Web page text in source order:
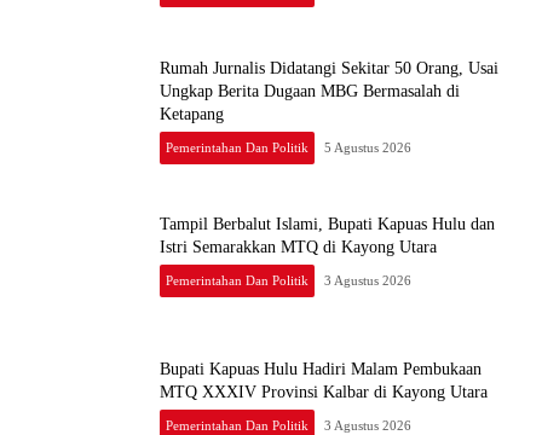
Rumah Jurnalis Didatangi Sekitar 50 Orang, Usai
Ungkap Berita Dugaan MBG Bermasalah di
Ketapang
Pemerintahan Dan Politik 5 Agustus 2026
Tampil Berbalut Islami, Bupati Kapuas Hulu dan
Istri Semarakkan MTQ di Kayong Utara
Pemerintahan Dan Politik 3 Agustus 2026
Bupati Kapuas Hulu Hadiri Malam Pembukaan
MTQ XXXIV Provinsi Kalbar di Kayong Utara
Pemerintahan Dan Politik 3 Agustus 2026